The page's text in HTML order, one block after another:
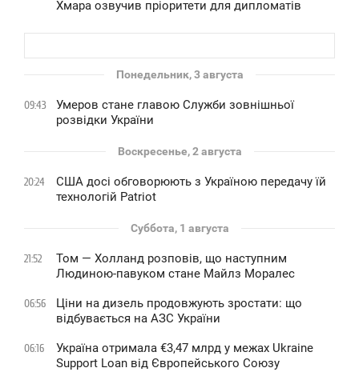
Хмара озвучив пріоритети для дипломатів
Понедельник, 3 августа
09:43
Умеров стане главою Служби зовнішньої
розвідки України
Воскресенье, 2 августа
20:24
США досі обговорюють з Україною передачу їй
технологій Patriot
Суббота, 1 августа
21:52
Том — Холланд розповів, що наступним
Людиною-павуком стане Майлз Моралес
06:56
Ціни на дизель продовжують зростати: що
відбувається на АЗС України
06:16
Україна отримала €3,47 млрд у межах Ukraine
Support Loan від Європейського Союзу